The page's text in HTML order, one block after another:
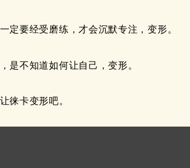
定要经受磨练，才会沉默专注，变形。
是不知道如何让自己，变形。
徕卡变形吧。